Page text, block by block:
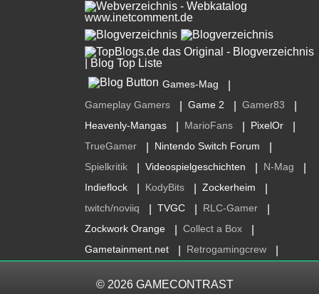
Games-Mag
Gameplay Gamers Game 2 Gamer83
Heavenly-Mangas MarioFans PixelOr
TrueGamer Nintendo Switch Forum
Spielkritik Videospielgeschichten N-Mag
Indieflock KodyBits Zockerheim
twitch/noviiq TVGC RLC-Gamer
Zockwork Orange Collect a Box
Gametainment.net Retrogamingcrew
© 2026 GAMECONTRAST